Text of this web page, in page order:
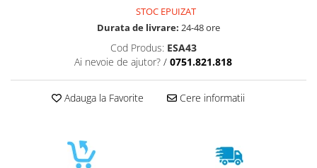
GALAXY TAB COMPATIBILE
Ecrane Pentru IPHONE
STOC EPUIZAT
Durata de livrare: 24-48 ore
Cod Produs: ESA43
Ai nevoie de ajutor? / 0751.821.818
Adauga la Favorite Cere informatii